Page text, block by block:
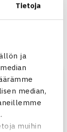
Tietoja
ja
median,
muihin